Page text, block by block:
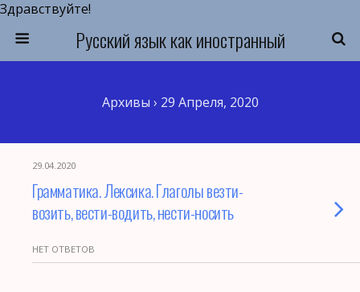
Здравствуйте!
Русский язык как иностранный
Архивы › 29 Апреля, 2020
29.04.2020
Грамматика. Лексика. Глаголы везти-
возить, вести-водить, нести-носить
НЕТ ОТВЕТОВ